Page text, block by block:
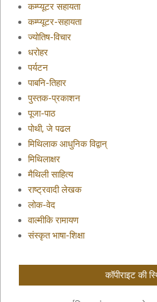
कम्प्यूटर सहायता
कम्प्यूटर-सहायता
ज्योतिष-विचार
धरोहर
पर्यटन
पाबनि-तिहार
पुस्तक-प्रकाशन
पूजा-पाठ
पोथी, जे पढल
मिथिलाक आधुनिक विद्वान्
मिथिलाक्षर
मैथिली साहित्य
राष्ट्रवादी लेखक
लोक-वेद
वाल्मीकि रामायण
संस्कृत भाषा-शिक्षा
कॉपीराइट की